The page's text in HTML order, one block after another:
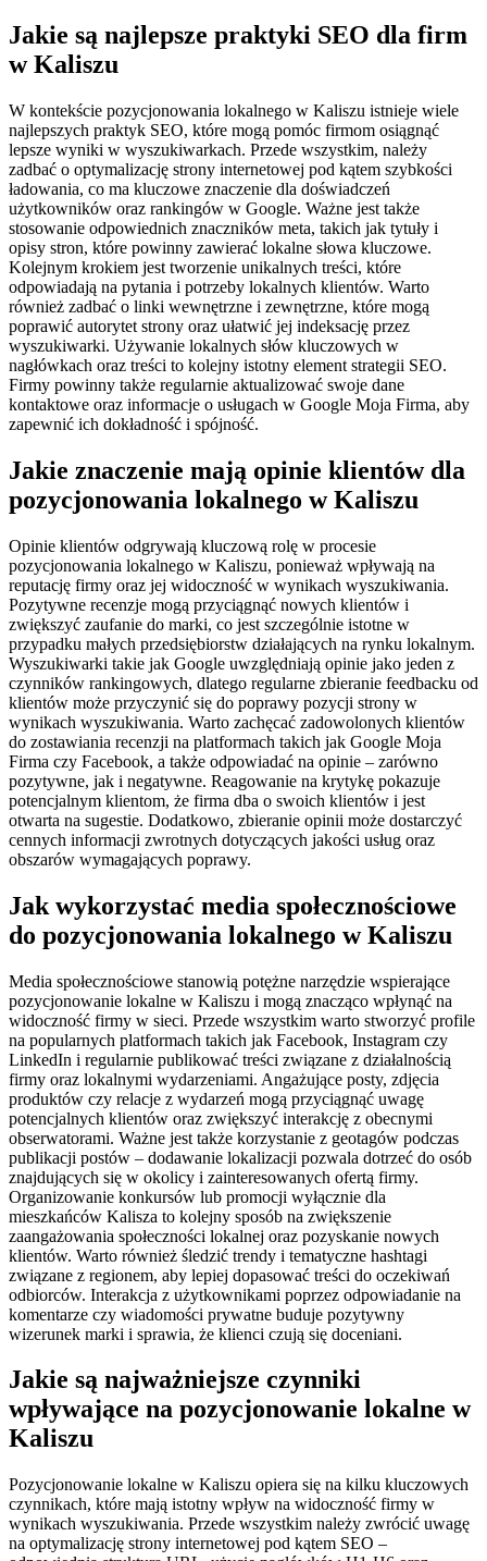
Jakie są najlepsze praktyki SEO dla firm
w Kaliszu
W kontekście pozycjonowania lokalnego w Kaliszu istnieje wiele
najlepszych praktyk SEO, które mogą pomóc firmom osiągnąć
lepsze wyniki w wyszukiwarkach. Przede wszystkim, należy
zadbać o optymalizację strony internetowej pod kątem szybkości
ładowania, co ma kluczowe znaczenie dla doświadczeń
użytkowników oraz rankingów w Google. Ważne jest także
stosowanie odpowiednich znaczników meta, takich jak tytuły i
opisy stron, które powinny zawierać lokalne słowa kluczowe.
Kolejnym krokiem jest tworzenie unikalnych treści, które
odpowiadają na pytania i potrzeby lokalnych klientów. Warto
również zadbać o linki wewnętrzne i zewnętrzne, które mogą
poprawić autorytet strony oraz ułatwić jej indeksację przez
wyszukiwarki. Używanie lokalnych słów kluczowych w
nagłówkach oraz treści to kolejny istotny element strategii SEO.
Firmy powinny także regularnie aktualizować swoje dane
kontaktowe oraz informacje o usługach w Google Moja Firma, aby
zapewnić ich dokładność i spójność.
Jakie znaczenie mają opinie klientów dla
pozycjonowania lokalnego w Kaliszu
Opinie klientów odgrywają kluczową rolę w procesie
pozycjonowania lokalnego w Kaliszu, ponieważ wpływają na
reputację firmy oraz jej widoczność w wynikach wyszukiwania.
Pozytywne recenzje mogą przyciągnąć nowych klientów i
zwiększyć zaufanie do marki, co jest szczególnie istotne w
przypadku małych przedsiębiorstw działających na rynku lokalnym.
Wyszukiwarki takie jak Google uwzględniają opinie jako jeden z
czynników rankingowych, dlatego regularne zbieranie feedbacku od
klientów może przyczynić się do poprawy pozycji strony w
wynikach wyszukiwania. Warto zachęcać zadowolonych klientów
do zostawiania recenzji na platformach takich jak Google Moja
Firma czy Facebook, a także odpowiadać na opinie – zarówno
pozytywne, jak i negatywne. Reagowanie na krytykę pokazuje
potencjalnym klientom, że firma dba o swoich klientów i jest
otwarta na sugestie. Dodatkowo, zbieranie opinii może dostarczyć
cennych informacji zwrotnych dotyczących jakości usług oraz
obszarów wymagających poprawy.
Jak wykorzystać media społecznościowe
do pozycjonowania lokalnego w Kaliszu
Media społecznościowe stanowią potężne narzędzie wspierające
pozycjonowanie lokalne w Kaliszu i mogą znacząco wpłynąć na
widoczność firmy w sieci. Przede wszystkim warto stworzyć profile
na popularnych platformach takich jak Facebook, Instagram czy
LinkedIn i regularnie publikować treści związane z działalnością
firmy oraz lokalnymi wydarzeniami. Angażujące posty, zdjęcia
produktów czy relacje z wydarzeń mogą przyciągnąć uwagę
potencjalnych klientów oraz zwiększyć interakcję z obecnymi
obserwatorami. Ważne jest także korzystanie z geotagów podczas
publikacji postów – dodawanie lokalizacji pozwala dotrzeć do osób
znajdujących się w okolicy i zainteresowanych ofertą firmy.
Organizowanie konkursów lub promocji wyłącznie dla
mieszkańców Kalisza to kolejny sposób na zwiększenie
zaangażowania społeczności lokalnej oraz pozyskanie nowych
klientów. Warto również śledzić trendy i tematyczne hashtagi
związane z regionem, aby lepiej dopasować treści do oczekiwań
odbiorców. Interakcja z użytkownikami poprzez odpowiadanie na
komentarze czy wiadomości prywatne buduje pozytywny
wizerunek marki i sprawia, że klienci czują się doceniani.
Jakie są najważniejsze czynniki
wpływające na pozycjonowanie lokalne w
Kaliszu
Pozycjonowanie lokalne w Kaliszu opiera się na kilku kluczowych
czynnikach, które mają istotny wpływ na widoczność firmy w
wynikach wyszukiwania. Przede wszystkim należy zwrócić uwagę
na optymalizację strony internetowej pod kątem SEO –